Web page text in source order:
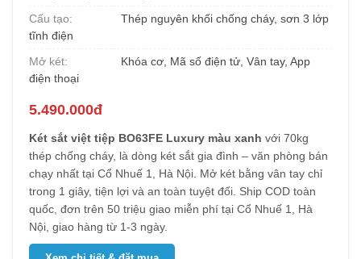
Cấu tạo:
Thép nguyên khối chống cháy, sơn 3 lớp
tĩnh điện
Mở két:
Khóa cơ, Mã số điện tử, Vân tay, App
điện thoại
5.490.000đ
Két sắt việt tiệp BO63FE Luxury màu xanh với 70kg
thép chống cháy, là dòng két sắt gia đình – văn phòng bán
chạy nhất tại Cổ Nhuế 1, Hà Nội. Mở két bằng vân tay chỉ
trong 1 giây, tiện lợi và an toàn tuyệt đối. Ship COD toàn
quốc, đơn trên 50 triệu giao miễn phí tại Cổ Nhuế 1, Hà
Nội, giao hàng từ 1-3 ngày.